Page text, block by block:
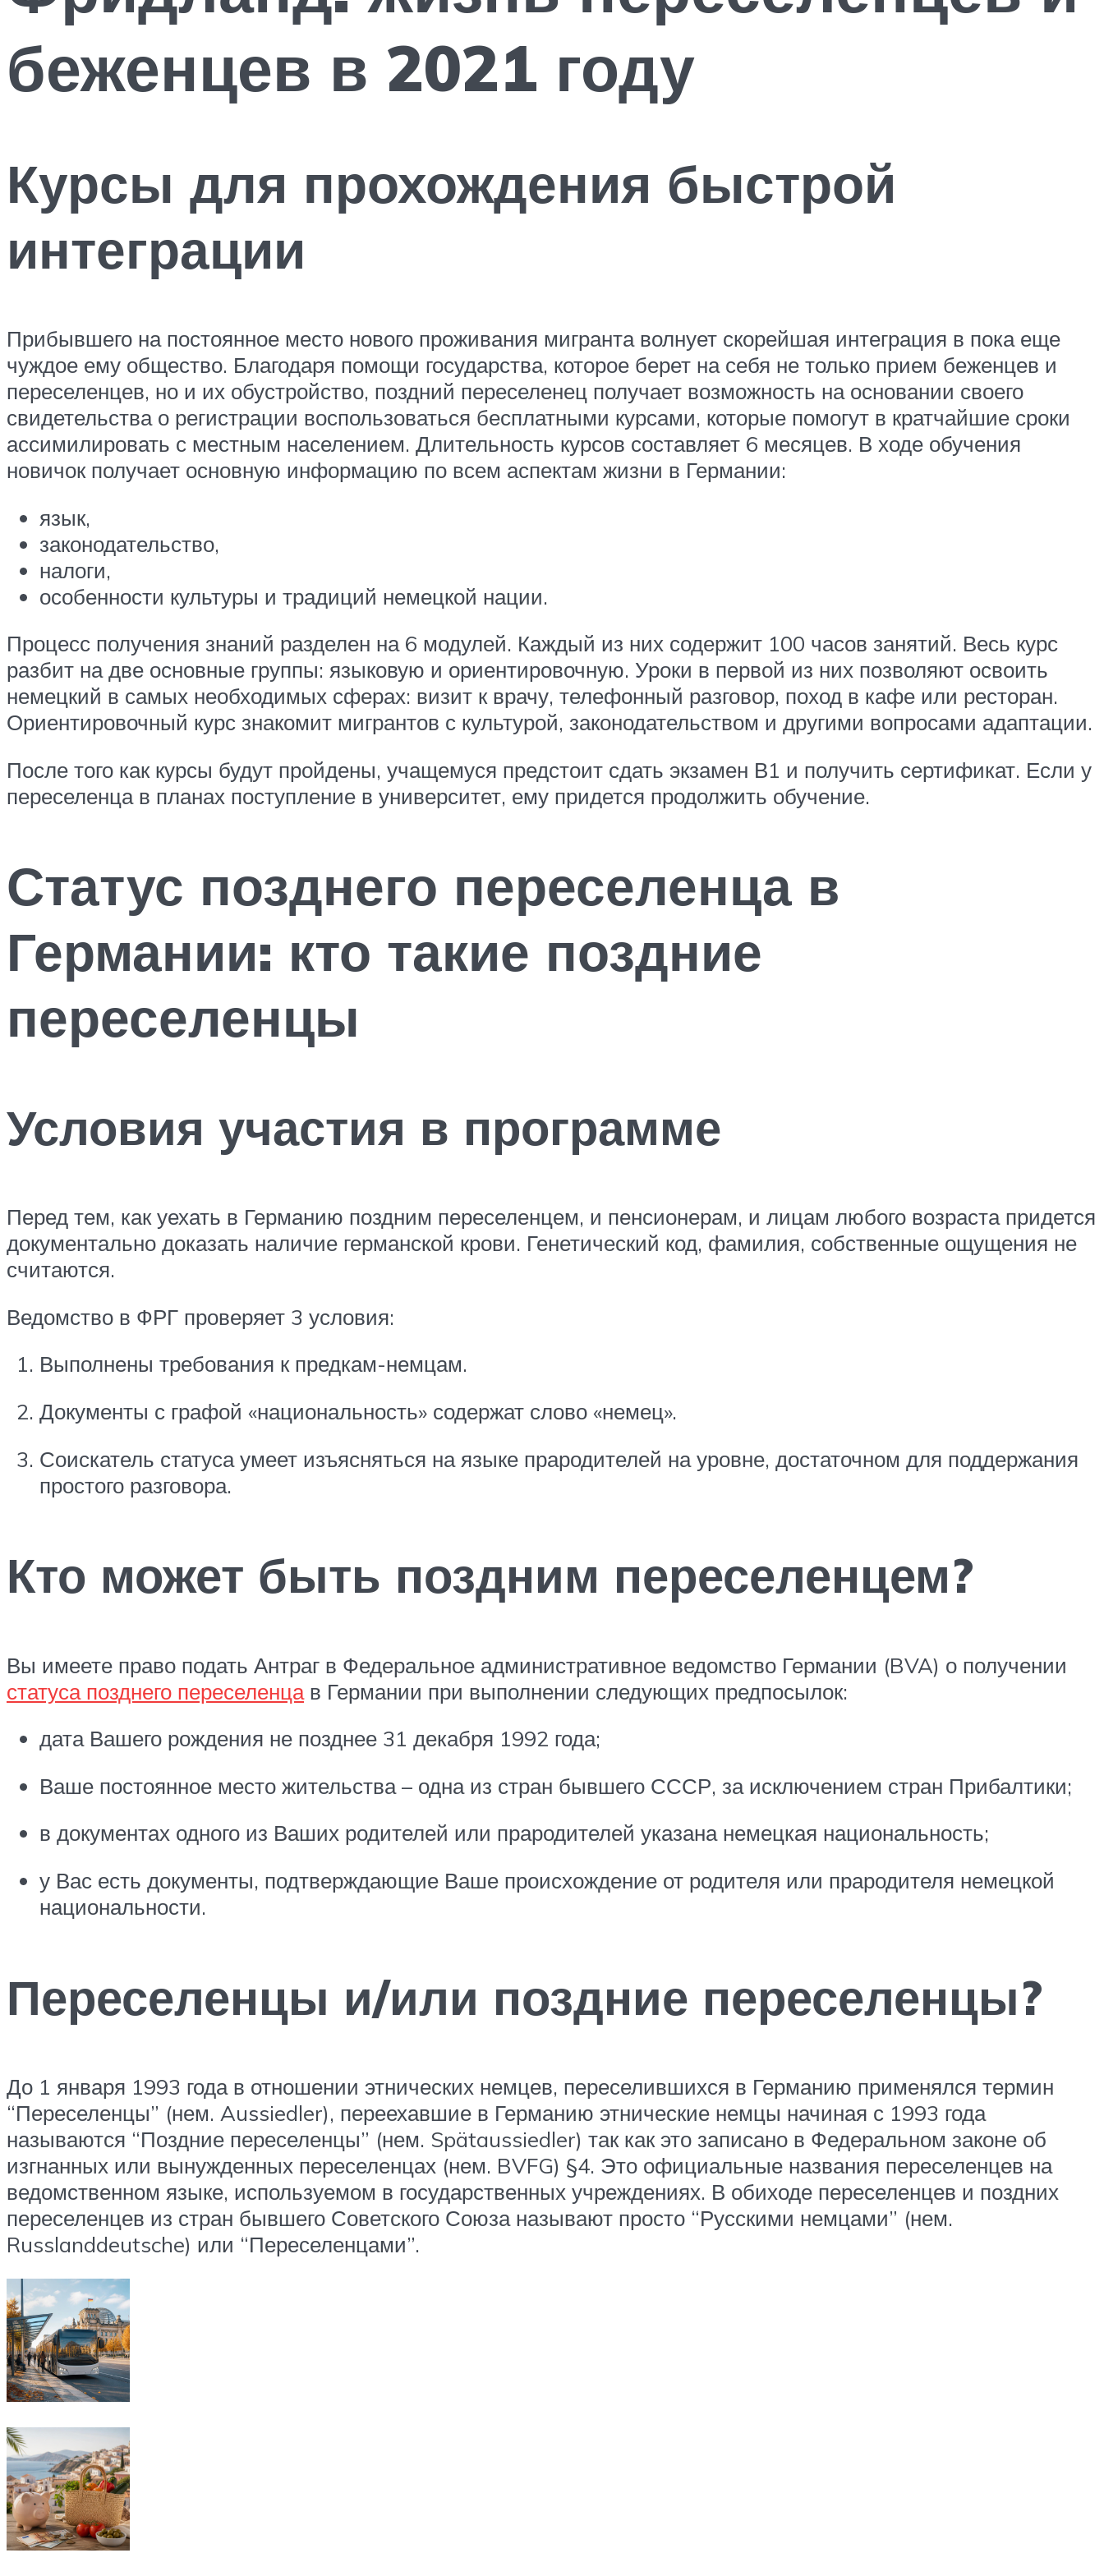
беженцев в 2021 году
Курсы для прохождения быстрой
интеграции
Прибывшего на постоянное место нового проживания мигранта волнует скорейшая интеграция в пока еще
чуждое ему общество. Благодаря помощи государства, которое берет на себя не только прием беженцев и
переселенцев, но и их обустройство, поздний переселенец получает возможность на основании своего
свидетельства о регистрации воспользоваться бесплатными курсами, которые помогут в кратчайшие сроки
ассимилировать с местным населением. Длительность курсов составляет 6 месяцев. В ходе обучения
новичок получает основную информацию по всем аспектам жизни в Германии:
язык,
законодательство,
налоги,
особенности культуры и традиций немецкой нации.
Процесс получения знаний разделен на 6 модулей. Каждый из них содержит 100 часов занятий. Весь курс
разбит на две основные группы: языковую и ориентировочную. Уроки в первой из них позволяют освоить
немецкий в самых необходимых сферах: визит к врачу, телефонный разговор, поход в кафе или ресторан.
Ориентировочный курс знакомит мигрантов с культурой, законодательством и другими вопросами адаптации.
После того как курсы будут пройдены, учащемуся предстоит сдать экзамен В1 и получить сертификат. Если у
переселенца в планах поступление в университет, ему придется продолжить обучение.
Статус позднего переселенца в
Германии: кто такие поздние
переселенцы
Условия участия в программе
Перед тем, как уехать в Германию поздним переселенцем, и пенсионерам, и лицам любого возраста придется
документально доказать наличие германской крови. Генетический код, фамилия, собственные ощущения не
считаются.
Ведомство в ФРГ проверяет 3 условия:
Выполнены требования к предкам-немцам.
Документы с графой «национальность» содержат слово «немец».
Соискатель статуса умеет изъясняться на языке прародителей на уровне, достаточном для поддержания
простого разговора.
Кто может быть поздним переселенцем?
Вы имеете право подать Антраг в Федеральное административное ведомство Германии (BVA) о получении
статуса позднего переселенцав Германии при выполнении следующих предпосылок:
дата Вашего рождения не позднее 31 декабря 1992 года;
Ваше постоянное место жительства – одна из стран бывшего СССР, за исключением стран Прибалтики;
в документах одного из Ваших родителей или прародителей указана немецкая национальность;
у Вас есть документы, подтверждающие Ваше происхождение от родителя или прародителя немецкой
национальности.
Переселенцы и/или поздние переселенцы?
До 1 января 1993 года в отношении этнических немцев, переселившихся в Германию применялся термин
“Переселенцы” (нем. Aussiedler), переехавшие в Германию этнические немцы начиная с 1993 года
называются “Поздние переселенцы” (нем. Spätaussiedler) так как это записано в Федеральном законе об
изгнанных или вынужденных переселенцах (нем. BVFG) §4. Это официальные названия переселенцев на
ведомственном языке, используемом в государственных учреждениях. В обиходе переселенцев и поздних
переселенцев из стран бывшего Советского Союза называют просто “Русскими немцами” (нем.
Russlanddeutsche) или “Переселенцами”.